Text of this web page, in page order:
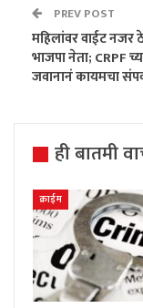
PREV POST
महिलांवर वाईट नजर
भाजपा नेता; CRPF
जवानानं कायमचा
ही बातमी
क्राईम